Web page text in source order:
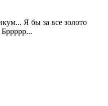
Я бы за все золото